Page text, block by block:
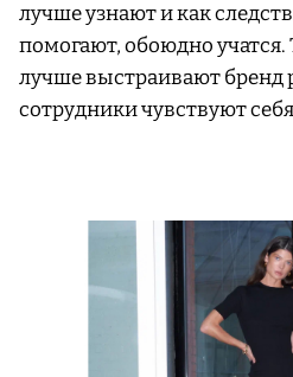
лучше узнают и как
помогают, обоюдно
лучше выстраивают бренд
сотрудники чувствуют